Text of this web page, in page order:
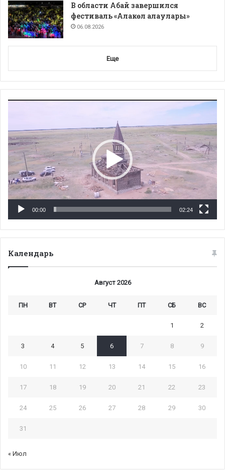
В области Абай завершился
фестиваль «Алакөл алаулары»
06.08.2026
Еще
00:00 02:24
Календарь
Август 2026
ПН ВТ СР ЧТ ПТ СБ ВС
1 2
3 4 5 6 7 8 9
10 11 12 13 14 15 16
17 18 19 20 21 22 23
24 25 26 27 28 29 30
31
« Июл